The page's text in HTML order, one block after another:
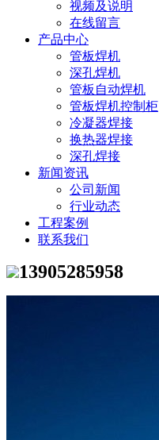
视频及说明
在线留言
产品中心
管板焊机
深孔焊机
管板自动焊机
管板焊机控制柜
冷凝器焊接
换热器焊接
深孔焊接
新闻资讯
公司新闻
行业动态
工程案例
联系我们
13905285958